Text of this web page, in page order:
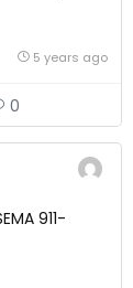
5 years ago
0
911-